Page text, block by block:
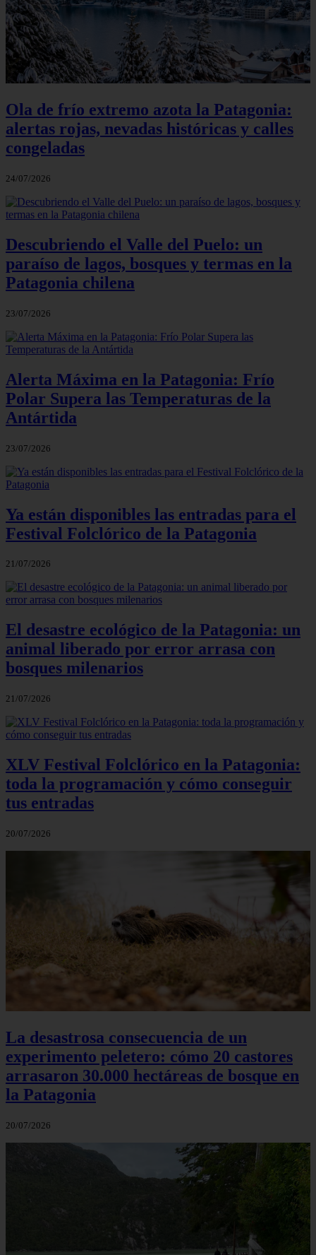
Ola de frío extremo azota la Patagonia:
alertas rojas, nevadas históricas y calles
congeladas
24/07/2026
Descubriendo el Valle del Puelo: un
paraíso de lagos, bosques y termas en la
Patagonia chilena
23/07/2026
Alerta Máxima en la Patagonia: Frío
Polar Supera las Temperaturas de la
Antártida
23/07/2026
Ya están disponibles las entradas para el
Festival Folclórico de la Patagonia
21/07/2026
El desastre ecológico de la Patagonia: un
animal liberado por error arrasa con
bosques milenarios
21/07/2026
XLV Festival Folclórico en la Patagonia:
toda la programación y cómo conseguir
tus entradas
20/07/2026
La desastrosa consecuencia de un
experimento peletero: cómo 20 castores
arrasaron 30.000 hectáreas de bosque en
la Patagonia
20/07/2026